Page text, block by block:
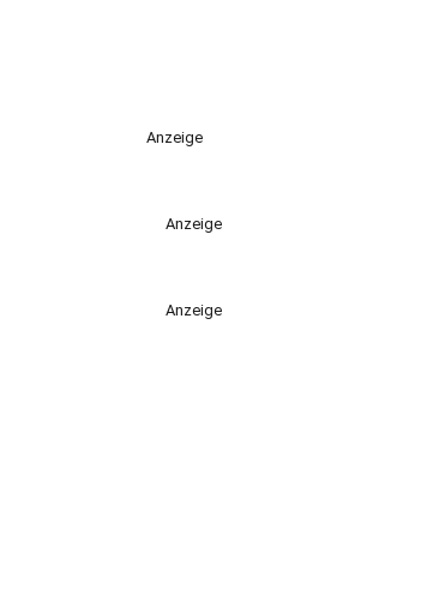
Anzeige
Anzeige
Anzeige